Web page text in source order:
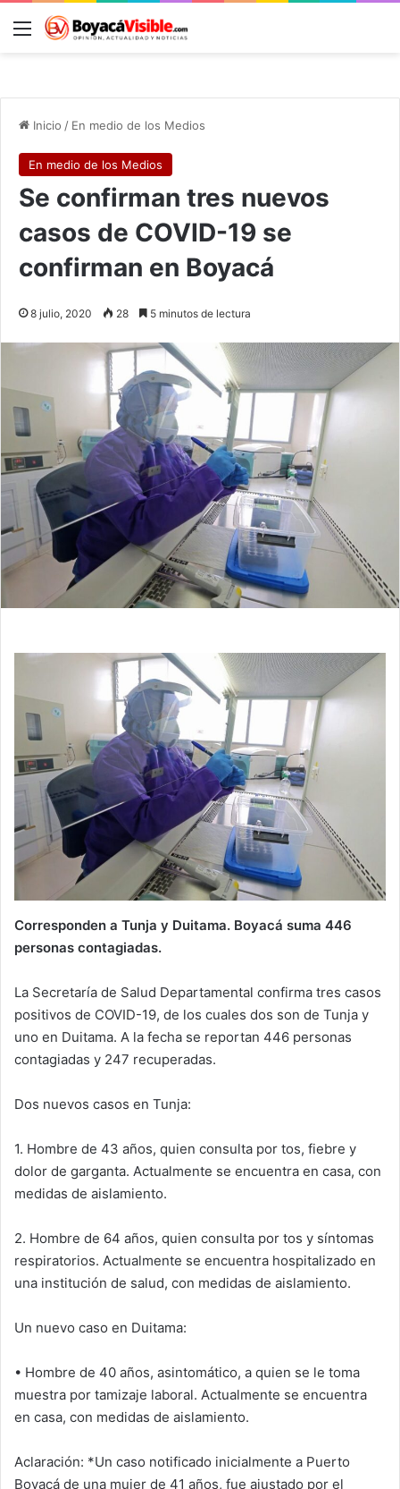
Menú
Inicio / En medio de los Medios
En medio de los Medios
Se confirman tres nuevos
casos de COVID-19 se
confirman en Boyacá
8 julio, 2020 28 5 minutos de lectura
Corresponden a Tunja y Duitama. Boyacá suma 446
personas contagiadas.
La Secretaría de Salud Departamental confirma tres casos
positivos de COVID-19, de los cuales dos son de Tunja y
uno en Duitama. A la fecha se reportan 446 personas
contagiadas y 247 recuperadas.
Dos nuevos casos en Tunja:
1. Hombre de 43 años, quien consulta por tos, fiebre y
dolor de garganta. Actualmente se encuentra en casa, con
medidas de aislamiento.
2. Hombre de 64 años, quien consulta por tos y síntomas
respiratorios. Actualmente se encuentra hospitalizado en
una institución de salud, con medidas de aislamiento.
Un nuevo caso en Duitama:
• Hombre de 40 años, asintomático, a quien se le toma
muestra por tamizaje laboral. Actualmente se encuentra
en casa, con medidas de aislamiento.
Aclaración: *Un caso notificado inicialmente a Puerto
Boyacá de una mujer de 41 años, fue ajustado por el